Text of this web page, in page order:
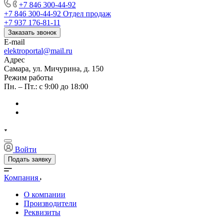
+7 846 300-44-92
+7 846 300-44-92 Отдел продаж
+7 937 176-81-11
Заказать звонок
E-mail
elektroportal@mail.ru
Адрес
Самара, ул. Мичурина, д. 150
Режим работы
Пн. – Пт.: с 9:00 до 18:00
Войти
Подать заявку
Компания
О компании
Производители
Реквизиты